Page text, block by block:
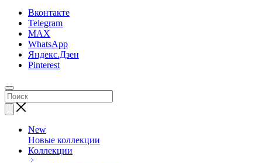
Вконтакте
Telegram
MAX
WhatsApp
Яндекс.Дзен
Pinterest
New
Новые коллекции
Коллекции